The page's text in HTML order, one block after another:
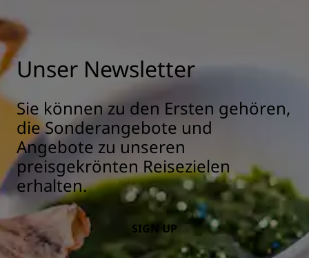
Unser Newsletter
Sie können zu den Ersten gehören,
die Sonderangebote und
Angebote zu unseren
preisgekrönten Reisezielen
erhalten.
SIGN UP